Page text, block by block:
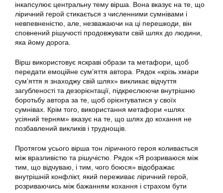
інкапсулює центральну тему вірша. Вона вказує на те, що
ліричний герой стикається з численними сумнівами і
невпевненістю, але, незважаючи на ці перешкоди, він
сповнений рішучості продовжувати свій шлях до людини,
яка йому дорога.
Вірш використовує яскраві образи та метафори, щоб
передати емоційне сум’яття автора. Рядок «крізь хмари
сум’яття я знаходжу свій шлях» викликає відчуття
загубленості та дезорієнтації, підкреслюючи внутрішню
боротьбу автора за те, щоб орієнтуватися у своїх
сумнівах. Крім того, використання метафори «шлях
усіяний терням» вказує на те, що шлях до кохання не
позбавлений викликів і труднощів.
Протягом усього вірша тон ліричного героя коливається
між вразливістю та рішучістю. Рядок «Я розриваюся між
тим, що відчуваю, і тим, чого боюся» відображає
внутрішній конфлікт, який переживає ліричний герой,
розриваючись між бажанням кохання і страхом бути